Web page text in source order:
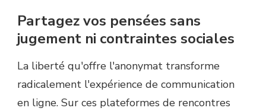
Partagez vos pensées sans
jugement ni contraintes sociales
La liberté qu'offre l'anonymat transforme
radicalement l'expérience de communication
en ligne. Sur ces plateformes de rencontres